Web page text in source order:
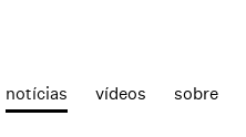
notícias vídeos sobre